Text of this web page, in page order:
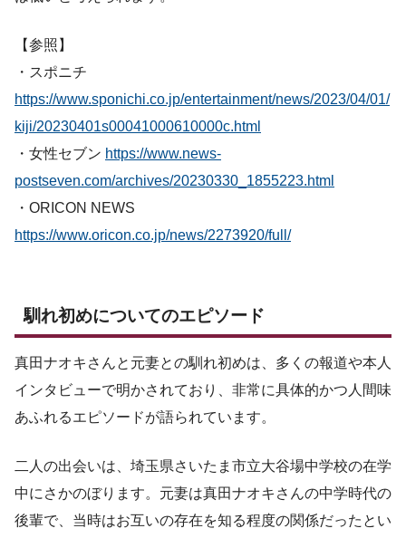
【参照】
・スポニチ
https://www.sponichi.co.jp/entertainment/news/2023/04/01/
kiji/20230401s00041000610000c.html
・女性セブン https://www.news-
postseven.com/archives/20230330_1855223.html
・ORICON NEWS
https://www.oricon.co.jp/news/2273920/full/
馴れ初めについてのエピソード
真田ナオキさんと元妻との馴れ初めは、多くの報道や本人
インタビューで明かされており、非常に具体的かつ人間味
あふれるエピソードが語られています。
二人の出会いは、埼玉県さいたま市立大谷場中学校の在学
中にさかのぼります。元妻は真田ナオキさんの中学時代の
後輩で、当時はお互いの存在を知る程度の関係だったとい